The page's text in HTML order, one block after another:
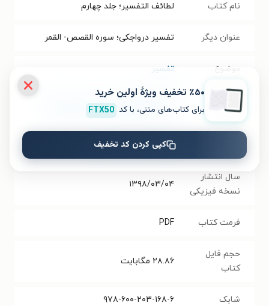
نام کتاب لطائف التفسیر؛ جلد چهارم
عنوان دیگر تفسیر درواجکی؛ سوره القصص- القمر
موضوع تفسیر
فخرالاسلام ابونصر احمد بن الحسن بن
سلیمان درواجکی،سعیده کمائی فرد
مرکز نشر میراث مکتوب
سال انتشار
نسخه فیزیکی
۱۳۹۸/۰۳/۰۴
فرمت کتاب PDF
حجم فایل
کتاب
۲۸.۸۶ مگابایت
شابک ۹۷۸-۶۰۰-۲۰۳-۱۶۸-۶
٪۵۰ تخفیف ویژۀ اولین خرید
برای کتاب‌های متنی، با کد FTX50
کپی کردن کد تخفیف